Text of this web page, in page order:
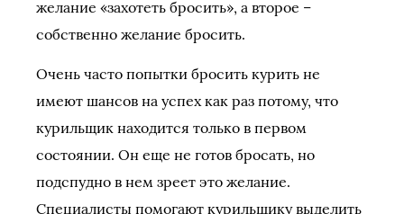
желание «захотеть бросить», а второе –
собственно желание бросить.
Очень часто попытки бросить курить не
имеют шансов на успех как раз потому, что
курильщик находится только в первом
состоянии. Он еще не готов бросать, но
подспудно в нем зреет это желание.
Специалисты помогают курильщику выделить